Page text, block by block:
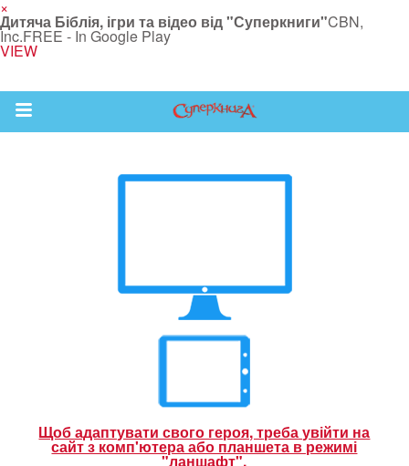
×
Дитяча Біблія, ігри та відео від "Суперкниги"CBN,
Inc.FREE - In Google Play
VIEW
Return to Content
"Суперкнига"
Щоб адаптувати свого героя, треба увійти на
сайт з комп'ютера або планшета в режимі
"ланшафт".